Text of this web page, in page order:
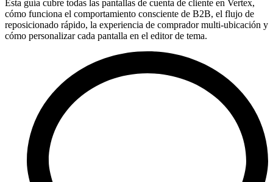
Esta guía cubre todas las pantallas de cuenta de cliente en Vertex,
cómo funciona el comportamiento consciente de B2B, el flujo de
reposicionado rápido, la experiencia de comprador multi-ubicación y
cómo personalizar cada pantalla en el editor de tema.